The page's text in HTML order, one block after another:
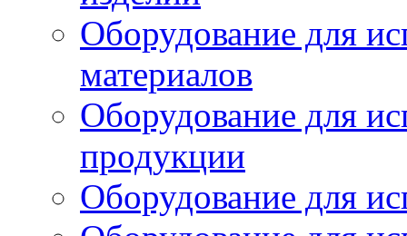
Оборудование для
материалов
Оборудование для
продукции
Оборудование для